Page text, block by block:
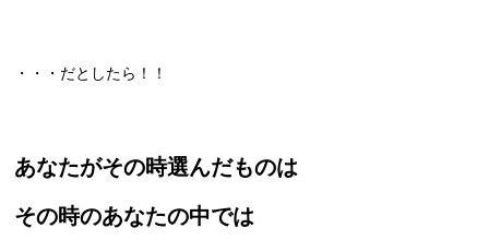
・・・だとしたら！！
あなたがその時選んだものは
その時のあなたの中では